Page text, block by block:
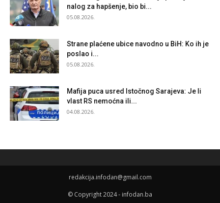
nalog za hapšenje, bio bi...
05.08.2026.
Strane plaćene ubice navodno u BiH: Ko ih je
poslao i...
05.08.2026.
Mafija puca usred Istočnog Sarajeva: Je li
vlast RS nemoćna ili...
04.08.2026.
redakcija.infodan@gmail.com
© Copyright 2024 - infodan.ba